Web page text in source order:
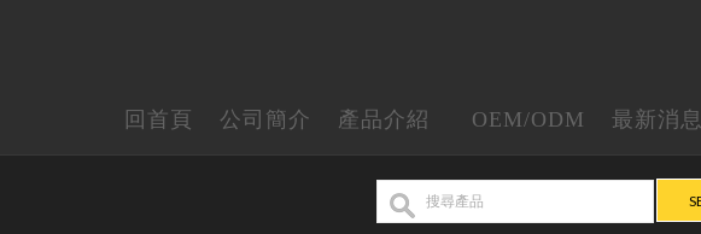
回首頁 公司簡介 產品介紹 OEM/ODM 最新消息